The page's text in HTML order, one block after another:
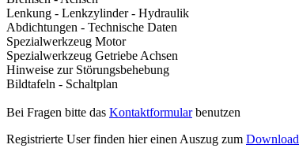
Lenkung - Lenkzylinder - Hydraulik
Abdichtungen - Technische Daten
Spezialwerkzeug Motor
Spezialwerkzeug Getriebe Achsen
Hinweise zur Störungsbehebung
Bildtafeln - Schaltplan
Bei Fragen bitte das Kontaktformularbenutzen
Registrierte User finden hier einen Auszug zum Download